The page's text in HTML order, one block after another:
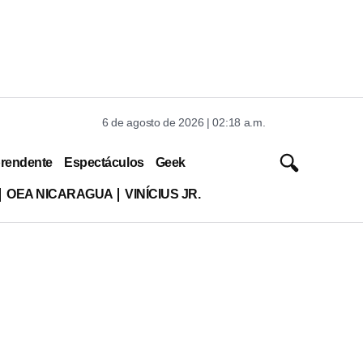
6 de agosto de 2026 | 02:18 a.m.
Espectáculos Geek
OEA NICARAGUA VINÍCIUS JR.